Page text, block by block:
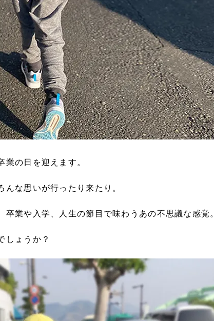
業の日を迎えます。
な思いが行ったり来たり。
卒業や入学、人生の節目で味わうあの不思議な感覚
しょうか？